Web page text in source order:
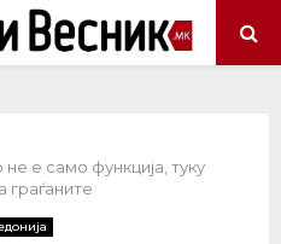
е само функција, туку
граѓаните